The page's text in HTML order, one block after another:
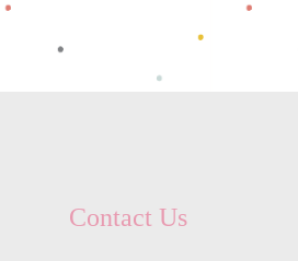
Contact Us